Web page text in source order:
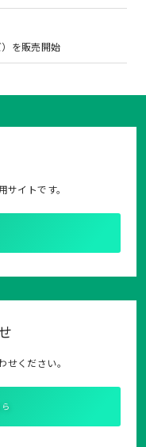
を販売開始
イトです。
せください。